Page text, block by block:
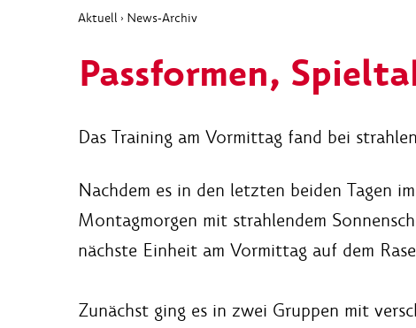
Aktuell › News-Archiv
Passformen,
Das Training am Vormittag fand bei
Nachdem es in den letzten beiden Tagen
Montagmorgen mit strahlendem
nächste Einheit am Vormittag auf dem
Zunächst ging es in zwei Gruppen mit